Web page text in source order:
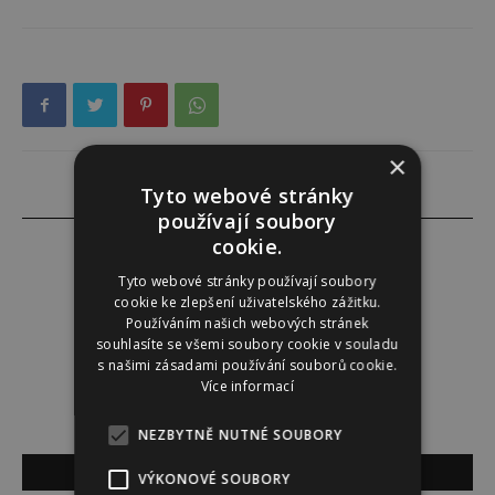
Jana Fikotová
SOUVISEJÍCÍ ČLÁNKY
×
Tyto webové stránky
používají soubory
cookie.
Tyto webové stránky používají soubory
cookie ke zlepšení uživatelského zážitku.
Používáním našich webových stránek
souhlasíte se všemi soubory cookie v souladu
s našimi zásadami používání souborů cookie.
Více informací
NEZBYTNĚ NUTNÉ SOUBORY
VÝKONOVÉ SOUBORY